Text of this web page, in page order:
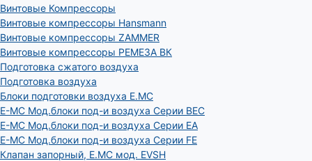
Винтовые Компрессоры
Винтовые компрессоры Hansmann
Винтовые компрессоры ZAMMER
Винтовые компрессоры РЕМЕЗА ВК
Подготовка сжатого воздуха
Подготовка воздуха
Блоки подготовки воздуха E.MC
E-MC Мод.блоки под-и воздуха Серии BEC
E-MC Мод.блоки под-и воздуха Серии EA
E-MC Мод.блоки под-и воздуха Серии FE
Клапан запорный, E.MC мод. EVSH